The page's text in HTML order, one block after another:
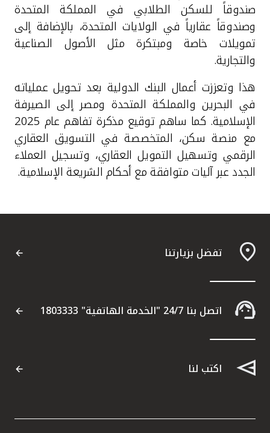
صندوقاً للسكنالطلابي في المملكة المتحدة
وصندوقاً عقارياً في الولايات المتحدة، بالإضافة إلى
تمويلات خاصة ومبتكرة مثل الأصول الصناعية
والتجارية.
هذا وتعززت أعمال البنك الدولية بعد تحويل عملياته
في البحرين والمملكة المتحدة ومصر إلى الصيرفة
الإسلامية. كما ساهم توقيع مذكرة تفاهم عام 2025
مع منصة سكن، المتخصصة في التسويق العقاري
الرقمي وتسهيل التمويل العقاري، وتسجيل العملاء
الجدد عبر آليات متوافقة مع أحكام الشريعة الإسلامية.
تفضل بزيارتنا
اتصل بنا 24/7 "الخدمة الهاتفية" 1803333
اكتب لنا